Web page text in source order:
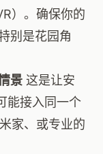
）。确保你的
别是花园角
景 这是让安
能接入同一个
家、或专业的